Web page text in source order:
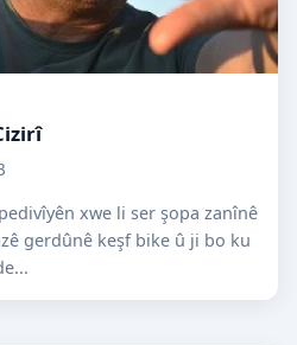
xwe li ser şopa zanînê
gerdûnê keşf bike û ji bo ku